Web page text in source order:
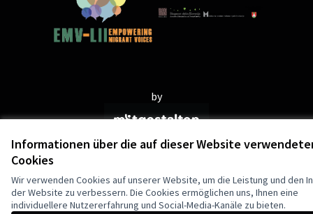
Informationen über die auf dieser Website
Cookies
Wir verwenden Cookies auf unserer Website, um die Leistung und den
der Website zu verbessern. Die Cookies ermöglichen uns, Ihnen eine
individuellere Nutzererfahrung und Social-Media-Kanäle zu bieten.
by